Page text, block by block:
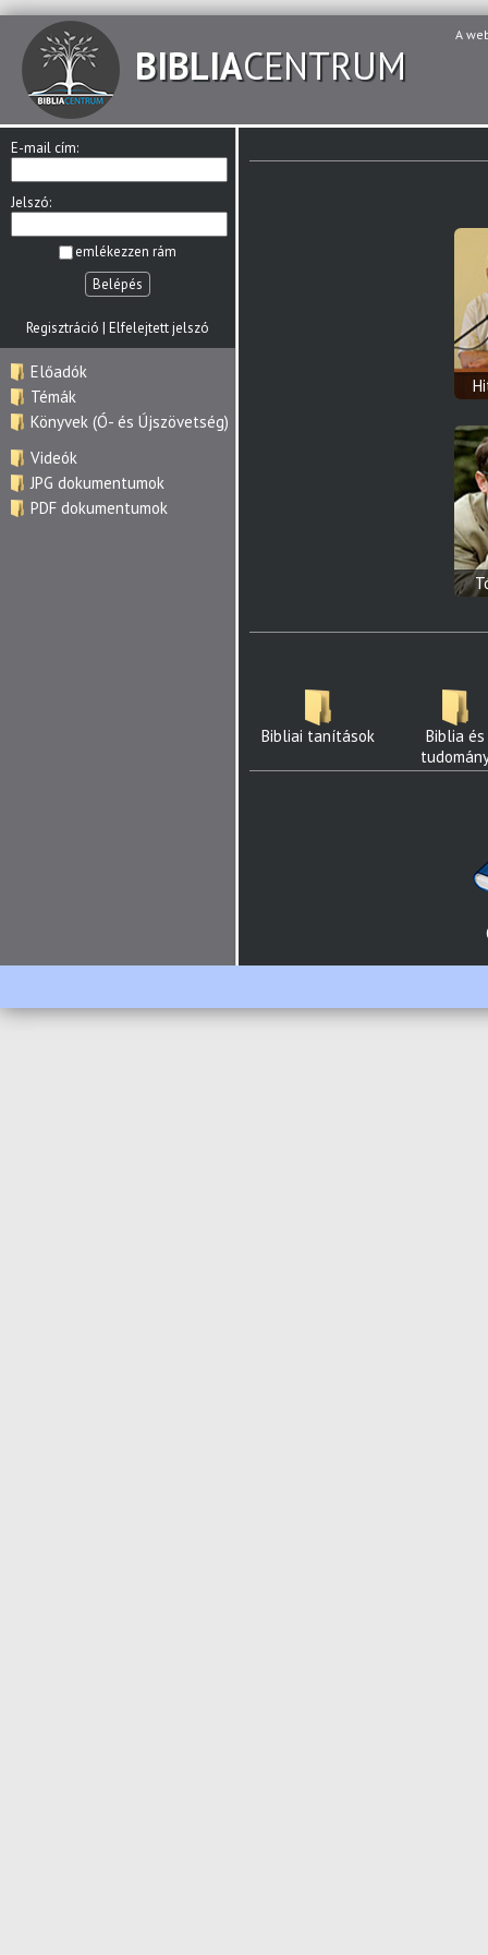
BIBLIACENTRUM
A
E-mail cím:
Jelszó:
emlékezzen rám
Belépés
Regisztráció | Elfelejtett jelszó
Előadók
Témák
Könyvek (Ó- és Újszövetség)
Videók
JPG dokumentumok
PDF dokumentumok
Bibliai tanítások
Biblia és